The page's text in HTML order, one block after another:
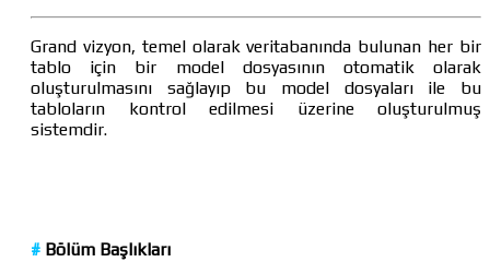
Grand vizyon, temel olarak veritabanında bulunan her bir
tablo için bir model dosyasının otomatik olarak
oluşturulmasını sağlayıp bu model dosyaları ile bu
tabloların kontrol edilmesi üzerine oluşturulmuş
sistemdir.
# Bölüm Başlıkları